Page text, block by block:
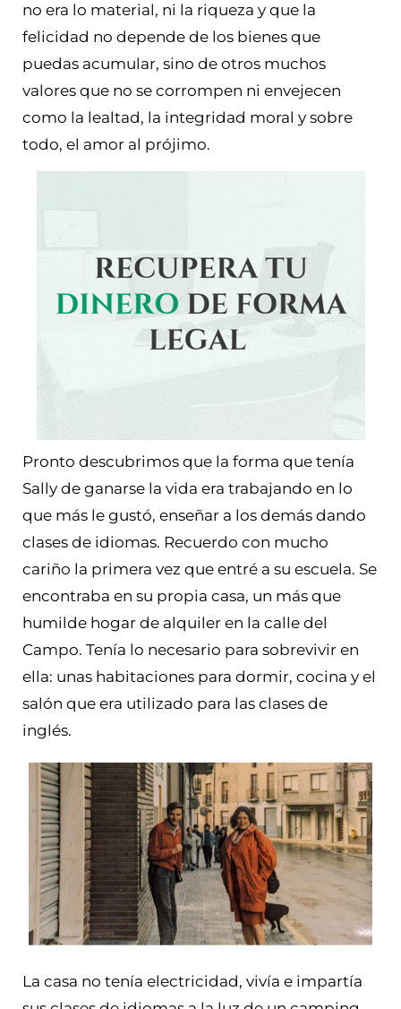
no era lo material, ni la riqueza y que la
felicidad no depende de los bienes que
puedas acumular, sino de otros muchos
valores que no se corrompen ni envejecen
como la lealtad, la integridad moral y sobre
todo, el amor al prójimo.
Pronto descubrimos que la forma que tenía
Sally de ganarse la vida era trabajando en lo
que más le gustó, enseñar a los demás dando
clases de idiomas. Recuerdo con mucho
cariño la primera vez que entré a su escuela. Se
encontraba en su propia casa, un más que
humilde hogar de alquiler en la calle del
Campo. Tenía lo necesario para sobrevivir en
ella: unas habitaciones para dormir, cocina y el
salón que era utilizado para las clases de
inglés.
La casa no tenía electricidad, vivía e impartía